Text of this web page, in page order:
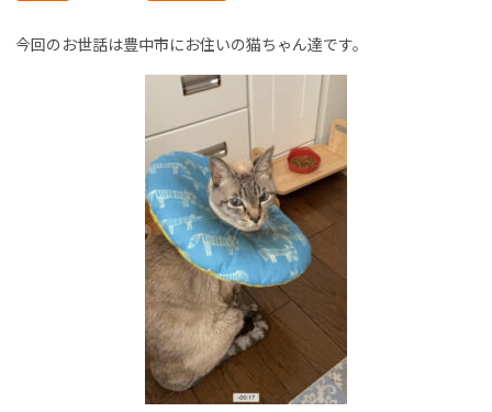
今回のお世話は豊中市にお住いの猫ちゃん達です。